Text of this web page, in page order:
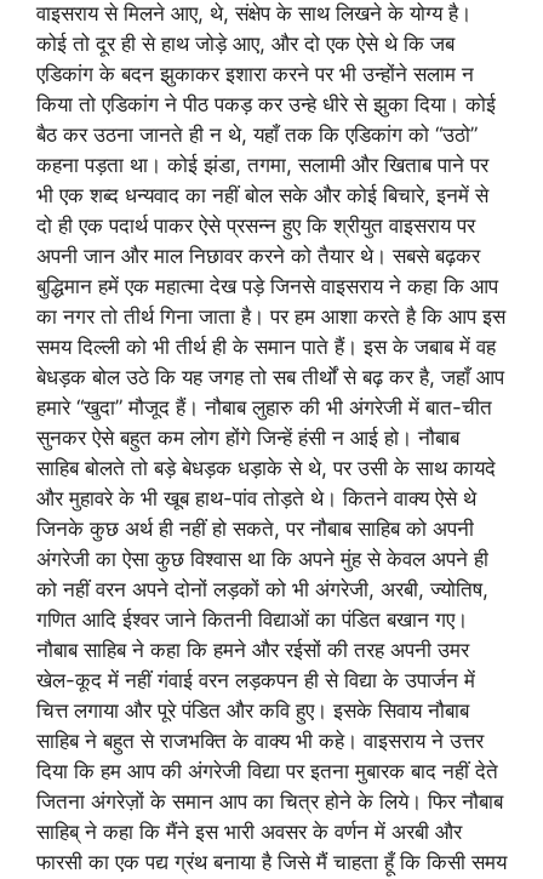
वाइसराय से मिलने आए, थे, संक्षेप के साथ लिखने के योग्य है।
कोई तो दूर ही से हाथ जोड़े आए, और दो एक ऐसे थे कि जब
एडिकांग के बदन झुकाकर इशारा करने पर भी उन्होंने सलाम न
किया तो एडिकांग ने पीठ पकड़ कर उन्हे धीरे से झुका दिया। कोई
बैठ कर उठना जानते ही न थे, यहाँ तक कि एडिकांग को “उठो”
कहना पड़ता था। कोई झंडा, तगमा, सलामी और खिताब पाने पर
भी एक शब्द धन्यवाद का नहीं बोल सके और कोई बिचारे, इनमें से
दो ही एक पदार्थ पाकर ऐसे प्रसन्न हुए कि श्रीयुत वाइसराय पर
अपनी जान और माल निछावर करने को तैयार थे। सबसे बढ़कर
बुद्धिमान हमें एक महात्मा देख पड़े जिनसे वाइसराय ने कहा कि आप
का नगर तो तीर्थ गिना जाता है। पर हम आशा करते है कि आप इस
समय दिल्ली को भी तीर्थ ही के समान पाते हैं। इस के जबाब में वह
बेधड़क बोल उठे कि यह जगह तो सब तीर्थों से बढ़ कर है, जहाँ आप
हमारे “खुदा” मौजूद हैं। नौबाब लुहारु की भी अंगरेजी में बात-चीत
सुनकर ऐसे बहुत कम लोग होंगे जिन्हें हंसी न आई हो। नौबाब
साहिब बोलते तो बड़े बेधड़क धड़ाके से थे, पर उसी के साथ कायदे
और मुहावरे के भी खूब हाथ-पांव तोड़ते थे। कितने वाक्य ऐसे थे
जिनके कुछ अर्थ ही नहीं हो सकते, पर नौबाब साहिब को अपनी
अंगरेजी का ऐसा कुछ विश्वास था कि अपने मुंह से केवल अपने ही
को नहीं वरन अपने दोनों लड़कों को भी अंगरेजी, अरबी, ज्योतिष,
गणित आदि ईश्वर जाने कितनी विद्याओं का पंडित बखान गए।
नौबाब साहिब ने कहा कि हमने और रईसों की तरह अपनी उमर
खेल-कूद में नहीं गंवाई वरन लड़कपन ही से विद्या के उपार्जन में
चित्त लगाया और पूरे पंडित और कवि हुए। इसके सिवाय नौबाब
साहिब ने बहुत से राजभक्ति के वाक्य भी कहे। वाइसराय ने उत्तर
दिया कि हम आप की अंगरेजी विद्या पर इतना मुबारक बाद नहीं देते
जितना अंगरेज़ों के समान आप का चित्र होने के लिये। फिर नौबाब
साहिब् ने कहा कि मैंने इस भारी अवसर के वर्णन में अरबी और
फारसी का एक पद्य ग्रंथ बनाया है जिसे मैं चाहता हूँ कि किसी समय